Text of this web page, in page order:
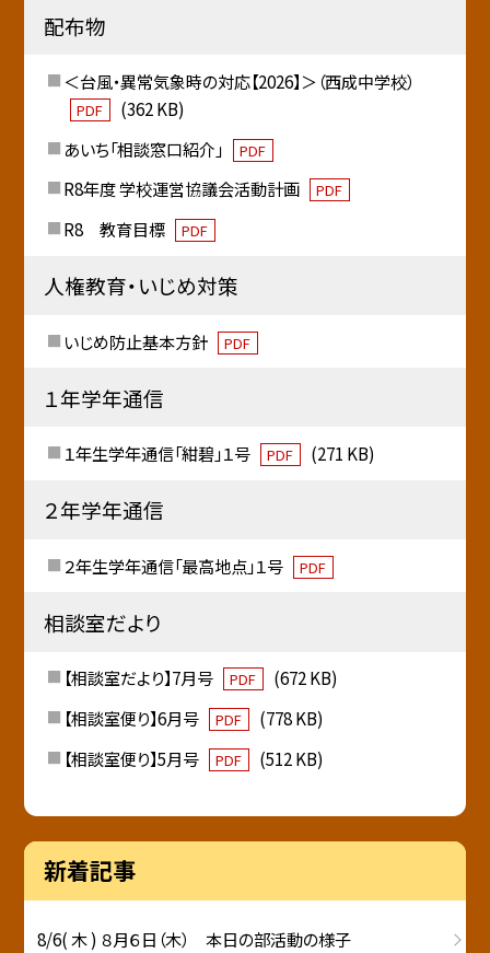
配布物
＜台風・異常気象時の対応【2026】＞（西成中学校）
PDF
(362 KB)
あいち「相談窓口紹介」
PDF
R8年度 学校運営協議会活動計画 PDF
R8 教育目標 PDF
人権教育・いじめ対策
いじめ防止基本方針 PDF
１年学年通信
１年生学年通信「紺碧」１号 PDF (271 KB)
２年学年通信
２年生学年通信「最高地点」１号 PDF
相談室だより
【相談室だより】7月号 PDF
(672 KB)
【相談室便り】6月号
PDF
(778 KB)
【相談室便り】5月号
PDF (512 KB)
新着記事
8/6( 木 ) ８月６日（木） 本日の部活動の様子